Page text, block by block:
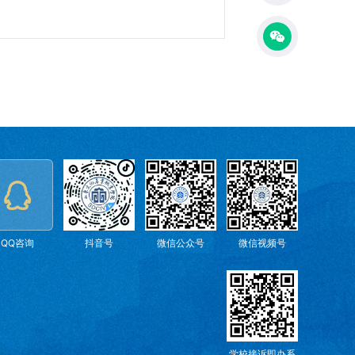
QQ咨询 抖音号 微信公众号 微信视频号